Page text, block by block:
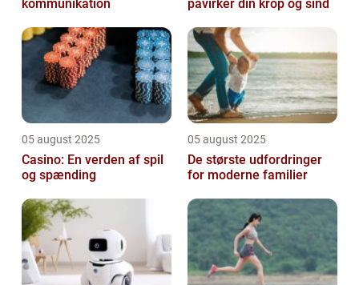
kommunikation påvirker din krop og sind
05 august 2025
Casino: En verden af spil
og spænding
05 august 2025
De største udfordringer
for moderne familier